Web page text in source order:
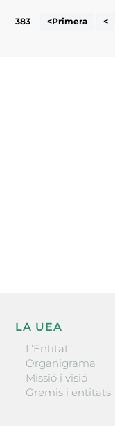
383
<Primera <
LA UEA
L’Entitat
Organigrama
Missió i visió
Gremis i entitats